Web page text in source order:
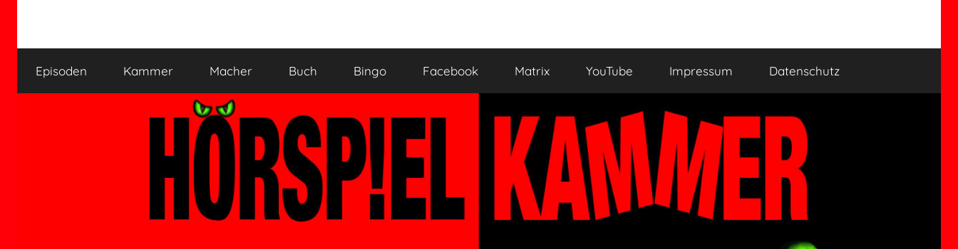
springen
HÖRSPIELKAMMER
verjährt
nicht!
Episoden Kammer Macher Buch Bingo Facebook Matrix YouTube Impressum Datenschutz